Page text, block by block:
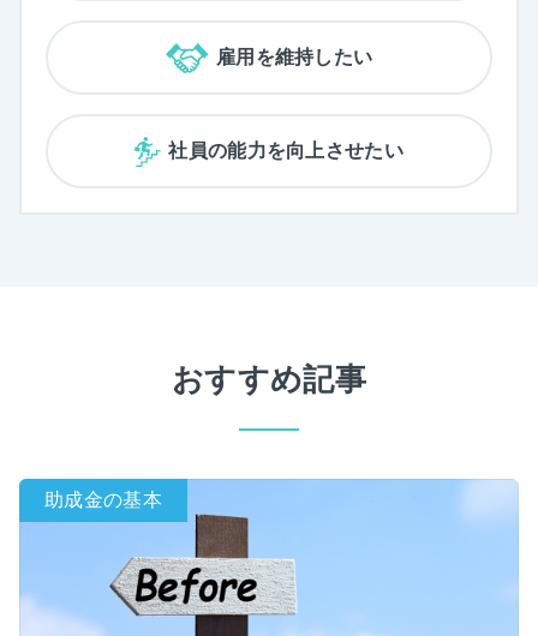
雇用を維持したい
社員の能力を向上させたい
おすすめ記事